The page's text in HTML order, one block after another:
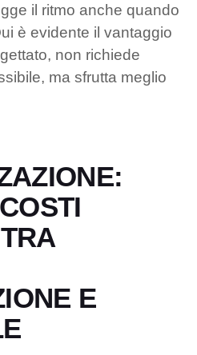
il ritmo anche quando
è evidente il vantaggio
non richiede
ma sfrutta meglio
E